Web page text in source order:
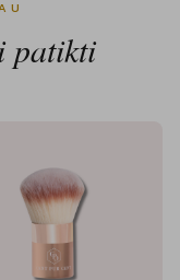
patikti